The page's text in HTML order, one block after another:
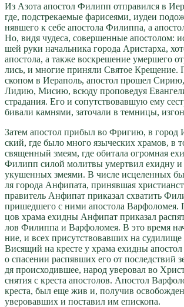
Из Азо­та апо­стол Филипп от­пра­вил­ся в
где, под­стре­ка­е­мые фа­ри­се­я­ми, иудеи
няв­ше­го к се­бе апо­сто­ла Филип­па, а
Но, ви­дя чу­де­са, со­вер­шен­ные апо­сто­лом:
шей ру­ки на­чаль­ни­ка го­ро­да Ари­стар­ха,
апо­сто­ла, а так­же вос­кре­ше­ние умер­ше­го
лись, и мно­гие при­ня­ли Свя­тое Кре­ще­ние.
ско­пом в Иера­поль, апо­стол про­шел
Ли­дию, Ми­сию, всю­ду про­по­ве­дуя
стра­да­ния. Его и со­пут­ство­вав­шую ему
би­ва­ли кам­ня­ми, за­то­ча­ли в тем­ни­цы,
За­тем апо­стол при­был во Фри­гию, в
ский, где бы­ло мно­го язы­че­ских хра­мов, в
свя­щен­ный зме­ям, где оби­та­ла огром­ная
Филипп си­лой мо­лит­вы умерт­вил ехид­ну
уку­шен­ных зме­я­ми. В чис­ле ис­це­лен­ных
ля го­ро­да Ан­фи­па­та, при­няв­шая
пра­ви­тель Ан­фи­пат при­ка­зал схва­тить
при­шед­ше­го с ни­ми апо­сто­ла
цов хра­ма ехид­ны Ан­фи­пат при­ка­зал
лов Филип­па и Вар­фо­ло­мея. В это вре­мя
ние, и всех при­сут­ство­вав­ших на су­ди­ли­ще
Ви­ся­щий на кре­сте у хра­ма ехид­ны
о спа­се­нии рас­пяв­ших его от по­след­ствий
дя про­ис­хо­див­шее, на­род уве­ро­вал во
сня­тия с кре­ста апо­сто­лов. Апо­стол
кре­ста, был еще жив и, по­лу­чив
уве­ро­вав­ших и по­ста­вил им епи­ско­па.